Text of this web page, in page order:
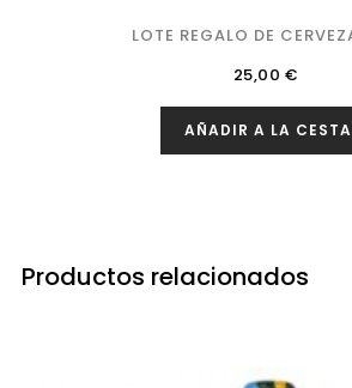
Precio
25,00 €
AÑADIR A LA CESTA
Productos relacionados